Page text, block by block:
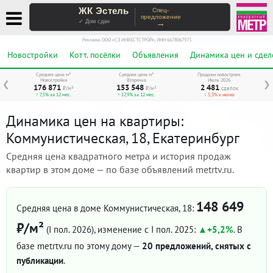
ЖК Эстель
✓ Дом сдан
Спец-
предложение
→
Реклама. ООО «СЗ ИНВЕСТСТРОЙ», ИНН 6678067973
Новостройки Котт. посёлки Объявления Динамика цен и
❮ ❯
Средняя цена м²
Новостройки
176 871 ₽/м²
↑ 7,5% за 12 мес.
Средняя цена м²
Вторичка
153 548 ₽/м²
↑ 17,9% за 12 мес.
Продажи новостроек
Июль 2026
2 481 сделок
↓ 5,3% к июню
Динамика цен на квартиры:
Коммунистическая, 18, Екатеринбург
Средняя цена квадратного метра и история продаж
квартир в этом доме — по базе объявлений metrtv.ru.
Средняя цена в доме Коммунистическая, 18: 148 649
₽/м² (I пол. 2026), изменение с I пол. 2025: +5,2%. В
базе metrtv.ru по этому дому — 20 предложений, снятых с
публикации.